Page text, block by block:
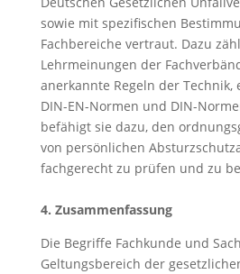
sowie mit spezifischen
Fachbereiche vertraut. Dazu
Lehrmeinungen der
anerkannte Regeln der
DIN-EN-Normen und DIN-
befähigt sie dazu, den
von persönlichen
fachgerecht zu prüfen und zu
4. Zusammenfassung
Die Begriffe Fachkunde und
Geltungsbereich der